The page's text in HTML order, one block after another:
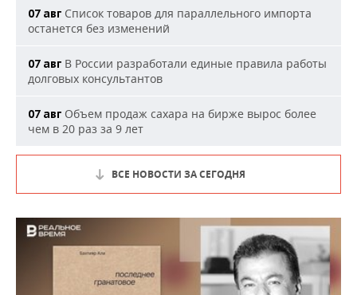
07 авг Список товаров для параллельного импорта
останется без изменений
07 авг В России разработали единые правила работы
долговых консультантов
07 авг Объем продаж сахара на бирже вырос более
чем в 20 раз за 9 лет
ВСЕ НОВОСТИ ЗА СЕГОДНЯ